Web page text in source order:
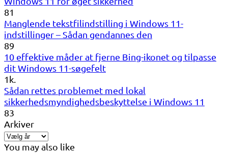
81
Manglende tekstfilindstilling i Windows 11-
indstillinger – Sådan gendannes den
89
10 effektive måder at fjerne Bing-ikonet og tilpasse
dit Windows 11-søgefelt
1k.
Sådan rettes problemet med lokal
sikkerhedsmyndighedsbeskyttelse i Windows 11
83
Arkiver
You may also like